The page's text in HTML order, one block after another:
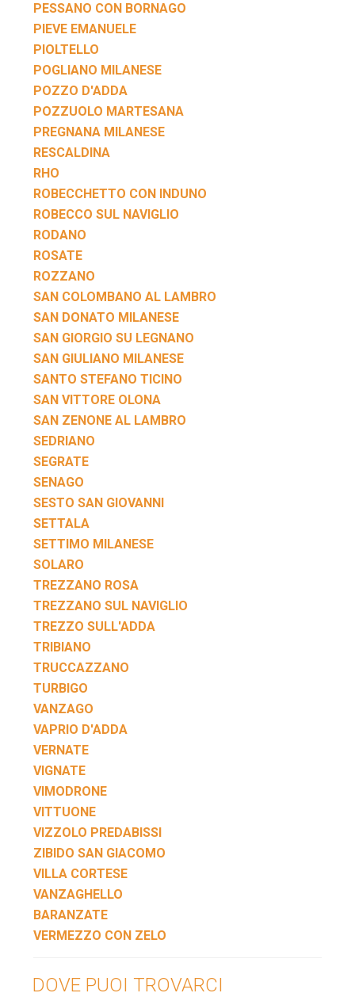
PESSANO CON BORNAGO
PIEVE EMANUELE
PIOLTELLO
POGLIANO MILANESE
POZZO D'ADDA
POZZUOLO MARTESANA
PREGNANA MILANESE
RESCALDINA
RHO
ROBECCHETTO CON INDUNO
ROBECCO SUL NAVIGLIO
RODANO
ROSATE
ROZZANO
SAN COLOMBANO AL LAMBRO
SAN DONATO MILANESE
SAN GIORGIO SU LEGNANO
SAN GIULIANO MILANESE
SANTO STEFANO TICINO
SAN VITTORE OLONA
SAN ZENONE AL LAMBRO
SEDRIANO
SEGRATE
SENAGO
SESTO SAN GIOVANNI
SETTALA
SETTIMO MILANESE
SOLARO
TREZZANO ROSA
TREZZANO SUL NAVIGLIO
TREZZO SULL'ADDA
TRIBIANO
TRUCCAZZANO
TURBIGO
VANZAGO
VAPRIO D'ADDA
VERNATE
VIGNATE
VIMODRONE
VITTUONE
VIZZOLO PREDABISSI
ZIBIDO SAN GIACOMO
VILLA CORTESE
VANZAGHELLO
BARANZATE
VERMEZZO CON ZELO
DOVE PUOI TROVARCI